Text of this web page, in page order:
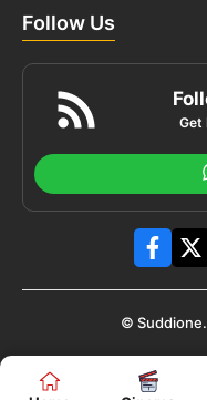
Follow Us
Get
©